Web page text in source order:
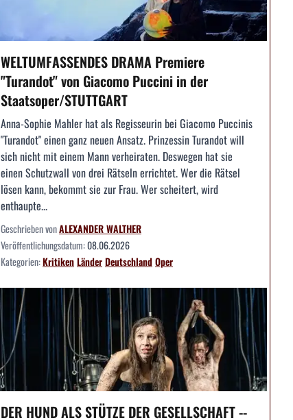
WELTUMFASSENDES DRAMA Premiere
"Turandot" von Giacomo Puccini in der
Staatsoper/STUTTGART
Anna-Sophie Mahler hat als Regisseurin bei Giacomo Puccinis
"Turandot" einen ganz neuen Ansatz. Prinzessin Turandot will
sich nicht mit einem Mann verheiraten. Deswegen hat sie
einen Schutzwall von drei Rätseln errichtet. Wer die Rätsel
lösen kann, bekommt sie zur Frau. Wer scheitert, wird
enthaupte...
Geschrieben vonALEXANDER WALTHER
Veröffentlichungsdatum:08.06.2026
Kategorien:KritikenLänderDeutschlandOper
DER HUND ALS STÜTZE DER GESELLSCHAFT --